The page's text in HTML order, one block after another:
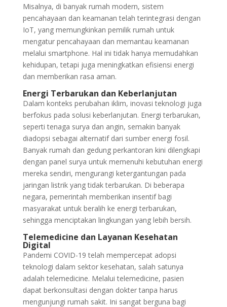
Misalnya, di banyak rumah modern, sistem
pencahayaan dan keamanan telah terintegrasi dengan
IoT, yang memungkinkan pemilik rumah untuk
mengatur pencahayaan dan memantau keamanan
melalui smartphone. Hal ini tidak hanya memudahkan
kehidupan, tetapi juga meningkatkan efisiensi energi
dan memberikan rasa aman.
Energi Terbarukan dan Keberlanjutan
Dalam konteks perubahan iklim, inovasi teknologi juga
berfokus pada solusi keberlanjutan. Energi terbarukan,
seperti tenaga surya dan angin, semakin banyak
diadopsi sebagai alternatif dari sumber energi fosil.
Banyak rumah dan gedung perkantoran kini dilengkapi
dengan panel surya untuk memenuhi kebutuhan energi
mereka sendiri, mengurangi ketergantungan pada
jaringan listrik yang tidak terbarukan. Di beberapa
negara, pemerintah memberikan insentif bagi
masyarakat untuk beralih ke energi terbarukan,
sehingga menciptakan lingkungan yang lebih bersih.
Telemedicine dan Layanan Kesehatan
Digital
Pandemi COVID-19 telah mempercepat adopsi
teknologi dalam sektor kesehatan, salah satunya
adalah telemedicine. Melalui telemedicine, pasien
dapat berkonsultasi dengan dokter tanpa harus
mengunjungi rumah sakit. Ini sangat berguna bagi